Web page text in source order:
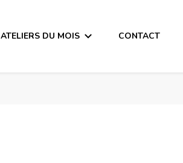
DU MOIS CONTACT